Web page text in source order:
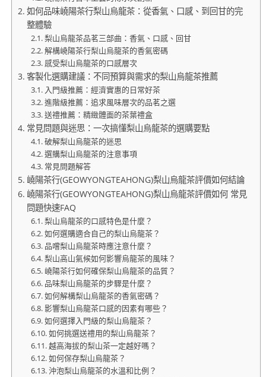
如何品味嶢陽茶行梨山烏龍茶：從香氣、口感、到回甘的完
整體驗
梨山烏龍茶品茗三部曲：香氣、口感、回甘
解構嶢陽茶行梨山烏龍茶的香氣密碼
感受梨山烏龍茶的口感層次
客製化選購建議：不同預算與需求的梨山烏龍茶推薦
入門級推薦：經濟實惠的日常好茶
進階級推薦：追求風味層次的品茗之選
送禮推薦：精緻體面的茶葉禮盒
常見問題與迷思：一次搞懂梨山烏龍茶的選購要點
破解梨山烏龍茶的迷思
選購梨山烏龍茶的注意事項
常見問題解答
嶢陽茶行(GEOWYONGTEAHONG)梨山烏龍茶評價如何結論
嶢陽茶行(GEOWYONGTEAHONG)梨山烏龍茶評價如何 常見
問題快速FAQ
梨山烏龍茶的口感特色是什麼？
如何選購適合自己的梨山烏龍茶？
品嚐梨山烏龍茶時應注意什麼？
梨山高山氣候如何影響烏龍茶的風味？
嶢陽茶行如何確保梨山烏龍茶的品質？
品味梨山烏龍茶的步驟是什麼？
如何解構梨山烏龍茶的香氣密碼？
影響梨山烏龍茶口感的因素有哪些？
如何選擇入門級的梨山烏龍茶？
如何挑選送禮用的梨山烏龍茶？
越高海拔的梨山茶一定越好嗎？
如何保存梨山烏龍茶？
沖泡梨山烏龍茶的水溫和比例？